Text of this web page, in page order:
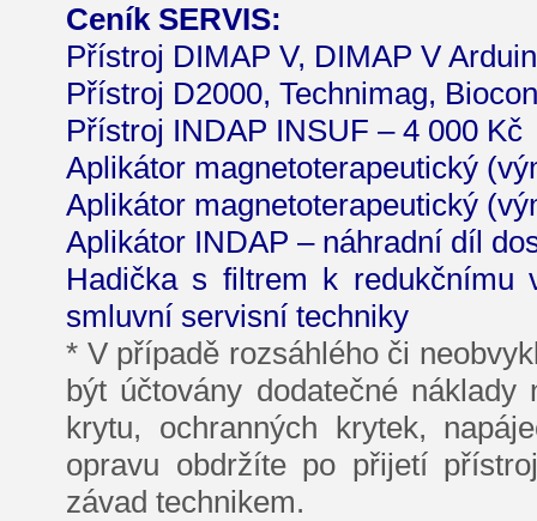
Ceník SERVIS:
Přístroj DIMAP V, DIMAP V
Přístroj D2000, Technimag,
Přístroj INDAP INSUF – 4 000 Kč
Aplikátor magnetoterapeutický
Aplikátor magnetoterapeutický
Aplikátor INDAP – náhradní díl
Hadička s filtrem k redukčnímu
smluvní servisní techniky
* V případě rozsáhlého či
být účtovány dodatečné
krytu, ochranných krytek,
opravu obdržíte po přijetí
závad technikem.